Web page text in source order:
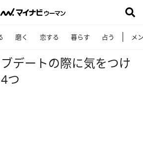
磨く 恋する 暮らす 占う メ
デートの際に気をつけ
つ